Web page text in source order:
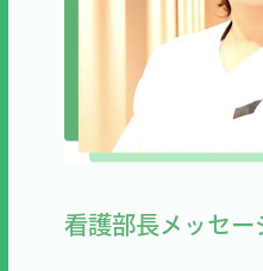
看護部長メッセー